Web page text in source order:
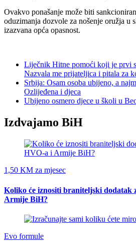
Ovakvo ponašanje može biti
oduzimanja dozvole za nošenje oružja u
izazvana opća opasnost.
Liječnik Hitne pomoći koji je prvi
Nazvala me prijateljica i pitala za
Srbija: Osam osoba ubijeno, a
Ozlijeđena i djeca
Ubijeno osmero djece u školi u
Izdvajamo BiH
1,50 KM za mjesec
Koliko će iznositi braniteljski dodatak
Armije BiH?
Evo formule